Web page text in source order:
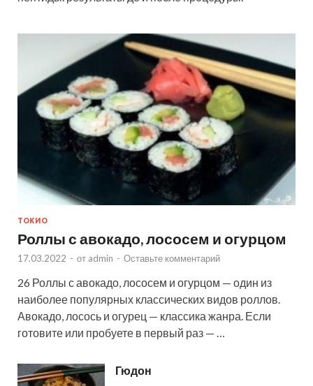
ТОКИО
Роллы с авокадо, лососем и огурцом
17.03.2022 - от admin - Оставьте комментарий
26 Роллы с авокадо, лососем и огурцом — один из
наиболее популярных классических видов роллов.
Авокадо, лосось и огурец — классика жанра. Если
готовите или пробуете в первый раз — …
Гюдон